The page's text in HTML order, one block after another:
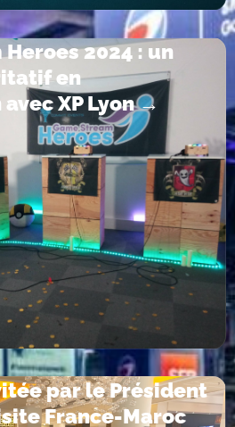
2024 : un
en
XP Lyon →
par le Président
France-Maroc